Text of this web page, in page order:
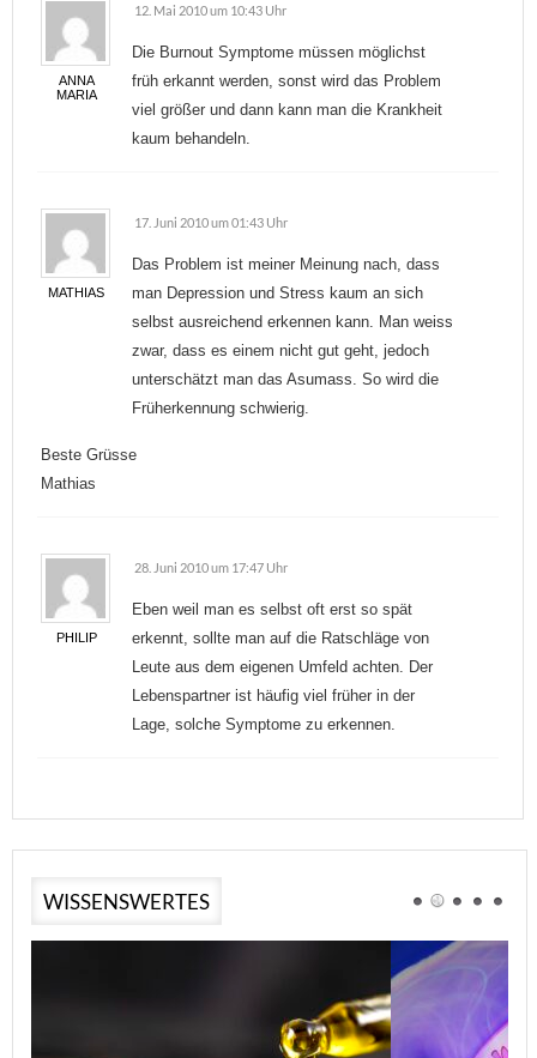
ANNA
MARIA
12. Mai 2010 um 10:43 Uhr
Die Burnout Symptome müssen möglichst
früh erkannt werden, sonst wird das Problem
viel größer und dann kann man die Krankheit
kaum behandeln.
MATHIAS
17. Juni 2010 um 01:43 Uhr
Das Problem ist meiner Meinung nach, dass
man Depression und Stress kaum an sich
selbst ausreichend erkennen kann. Man weiss
zwar, dass es einem nicht gut geht, jedoch
unterschätzt man das Asumass. So wird die
Früherkennung schwierig.
Beste Grüsse
Mathias
PHILIP
28. Juni 2010 um 17:47 Uhr
Eben weil man es selbst oft erst so spät
erkennt, sollte man auf die Ratschläge von
Leute aus dem eigenen Umfeld achten. Der
Lebenspartner ist häufig viel früher in der
Lage, solche Symptome zu erkennen.
WISSENSWERTES